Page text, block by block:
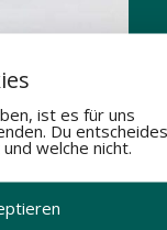
ist es für uns
Du
welche nicht.